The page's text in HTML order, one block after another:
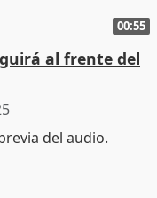
00:55
al frente del